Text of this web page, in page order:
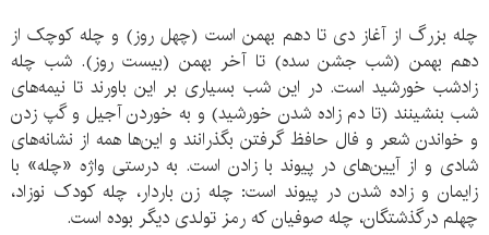
چله بزرگ از آغاز دی تا دهم بهمن است (چهل روز) و چله کوچک از
دهم بهمن (شب جشن سده) تا آخر بهمن (بیست روز). شب چله
زادشب خورشید است. در این شب بسیاری بر این باورند تا نیمه‌های
شب بنشینند (تا دم زاده شدن خورشید) و به خوردن آجیل و گپ زدن
و خواندن شعر و فال حافظ گرفتن بگذرانند و این‌ها همه از نشانه‌های
شادی و از آیین‌های در پیوند با زادن است. به درستی واژه «چله» با
زایمان و زاده شدن در پیوند است: چله زن باردار، چله کودک نوزاد،
چهلم درگذشتگان، چله صوفیان که رمز تولدی دیگر بوده است.